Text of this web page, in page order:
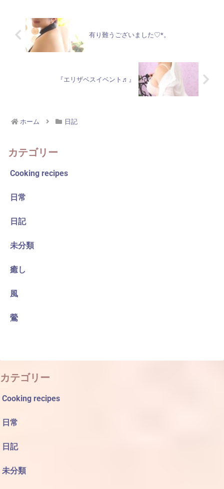
有り難うございました♡*。
『エリザベスイベント♬』
ホーム 日記
カテゴリー
Cooking recipes
日常
日記
未分類
癒し
風
鶯
カテゴリー
Cooking recipes
日常
日記
未分類